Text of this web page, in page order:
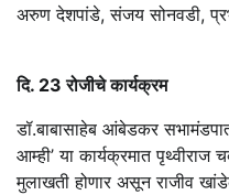
अरुण देशपांडे, संजय सोनवडी,
दि. 23 रोजीचे कार्यक्रम
डॉ.बाबासाहेब आंबेडकर
आम्ही’ या कार्यक्रमात पृथ्वीराज
मुलाखती होणार असून राजीव